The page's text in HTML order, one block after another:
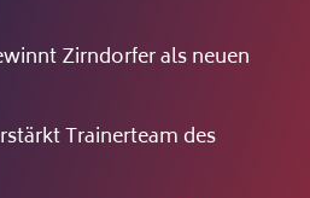
Zirndorfer als neuen
Trainerteam des